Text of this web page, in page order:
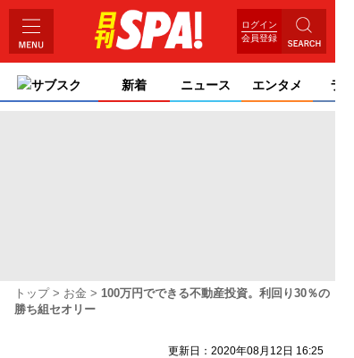
ログイン
会員登録
サブスク 新着 ニュース エンタメ ライ
トップ お金
100万円でできる不動産投資。利回り30％の
勝ち組セオリー
更新日：2020年08月12日 16:25